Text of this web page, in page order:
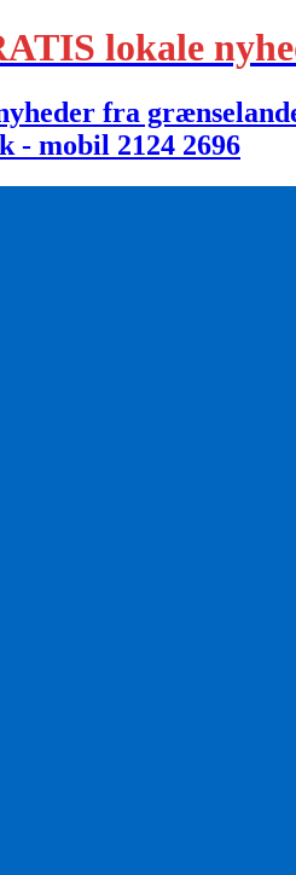
lokale
fra
- mobil 2124 2696